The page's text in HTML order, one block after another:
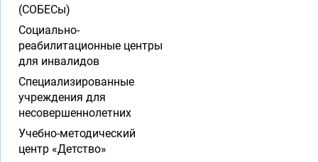
(СОБЕСы)
Социально-
реабилитационные центры
для инвалидов
Специализированные
учреждения для
несовершеннолетних
Учебно-методический
центр «Детство»